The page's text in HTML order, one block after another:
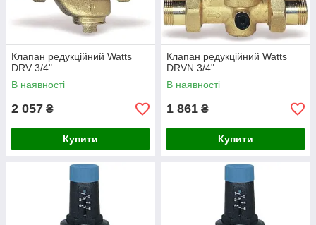
Клапан редукційний Watts
DRV 3/4"
В наявності
2 057 ₴
Купити
Клапан редукційний Watts
DRVN 3/4"
В наявності
1 861 ₴
Купити